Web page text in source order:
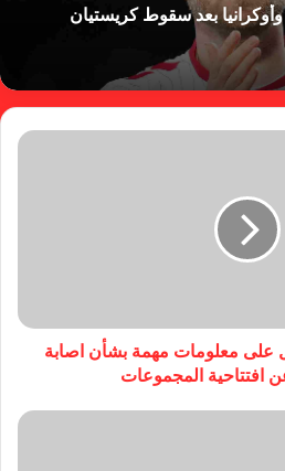
وأوكرانيا بعد سقوط كريستيان
على معلومات مهمة بشأن اصابة
افتتاحية المجموعات